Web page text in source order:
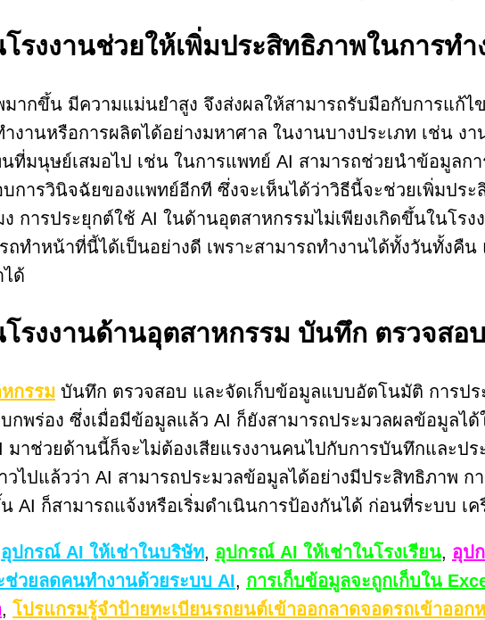
รงงานช่วยให้เพิ่มประสิทธิภาพในการทำ
ากขึ้น มีความแม่นยำสูง จึงส่งผลให้สามารถรับมือกับการแก้ไ
งานหรือการผลิตได้อย่างมหาศาล ในงานบางประเภท เช่น ง
ที่มนุษย์เสมอไป เช่น ในการแพทย์ AI สามารถช่วยนำข้อมูลก
การวินิจฉัยของแพทย์อีกที ซึ่งจะเห็นได้ว่าวิธีนี้จะช่วยเพิ่มปร
การประยุกต์ใช้ AI ในด้านอุตสาหกรรมไม่เพียงเกิดขึ้นในโร
ถทำหน้าที่นี้ได้เป็นอย่างดี เพราะสามารถทำงานได้ทั้งวันทั้ง
ด้
รงงานด้านอุตสาหกรรม บันทึก ตรวจสอ
กรรม บันทึก ตรวจสอบ และจัดเก็บข้อมูลแบบอัตโนมัติ การป
พร่อง ซึ่งเมื่อมีข้อมูลแล้ว AI ก็ยังสามารถประมวลผลข้อมูลไ
าช่วยด้านนี้ก็จะไม่ต้องเสียแรงงานคนไปกับการบันทึกและป
วไปแล้วว่า AI สามารถประมวลข้อมูลได้อย่างมีประสิทธิภาพ
ก็สามารถแจ้งหรือเริ่มดำเนินการป้องกันได้ ก่อนที่ระบบ เค
อุปกรณ์ AI ให้เช่าในบริษัท, อุปกรณ์ AI ให้เช่าในโรงเรียน, อุป
ช่วยลดคนทำงานด้วยระบบ AI, การเก็บข้อมูลจะถูกเก็บใน
, โปรแกรมรู้จำป้ายทะเบียนรถยนต์เข้าออกลาดจอดรถเข้าออก